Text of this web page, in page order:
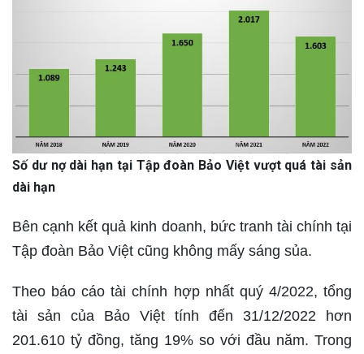
Số dư nợ dài hạn tại Tập đoàn Bảo Việt vượt quá tài sản
dài hạn
Bên cạnh kết quả kinh doanh, bức tranh tài chính tại
Tập đoàn Bảo Việt cũng không mấy sáng sủa.
Theo báo cáo tài chính hợp nhất quý 4/2022, tổng
tài sản của Bảo Việt tính đến 31/12/2022 hơn
201.610 tỷ đồng, tăng 19% so với đầu năm. Trong